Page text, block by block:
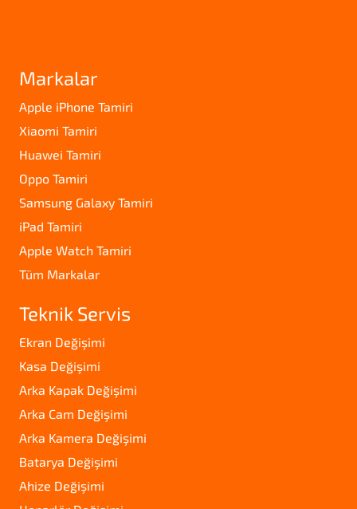
Markalar
Apple iPhone Tamiri
Xiaomi Tamiri
Huawei Tamiri
Oppo Tamiri
Samsung Galaxy Tamiri
iPad Tamiri
Apple Watch Tamiri
Tüm Markalar
Teknik Servis
Ekran Değişimi
Kasa Değişimi
Arka Kapak Değişimi
Arka Cam Değişimi
Arka Kamera Değişimi
Batarya Değişimi
Ahize Değişimi